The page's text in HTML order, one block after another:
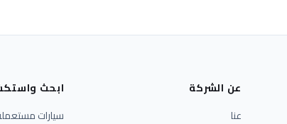
عن الشركة
عنا
ابحث
سيارات